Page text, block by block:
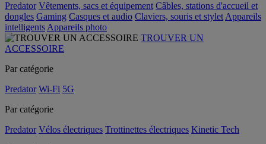
Predator Vêtements, sacs et équipement Câbles, stations d'accueil et
dongles Gaming Casques et audio Claviers, souris et stylet Appareils
intelligents Appareils photo
TROUVER UN
ACCESSOIRE
Par catégorie
Predator Wi-Fi 5G
Par catégorie
Predator Vélos électriques Trottinettes électriques Kinetic Tech